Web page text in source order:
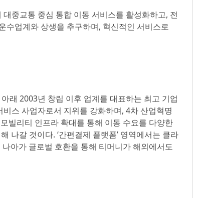
중교통 중심 통합 이동 서비스를 활성화하고, 전
수업계와 상생을 추구하며, 혁신적인 서비스로
래 2003년 창립 이후 업계를 대표하는 최고 기업
비스 사업자로서 지위를 강화하며, 4차 산업혁명
빌리티 인프라 확대를 통해 이동 수요를 다양한
나갈 것이다. ‘간편결제 플랫폼’ 영역에서는 클라
아가 글로벌 호환을 통해 티머니가 해외에서도